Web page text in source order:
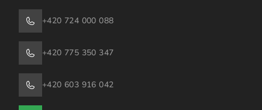
+420 724 000 088
+420 775 350 347
+420 603 916 042